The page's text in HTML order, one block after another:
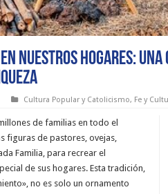
nuestros hogares:
Cultura Popular y Catolicismo, Fe y
de familias en todo el
figuras de pastores, ovejas,
Familia, para recrear el
de sus hogares. Esta tradición,
no es solo un ornamento